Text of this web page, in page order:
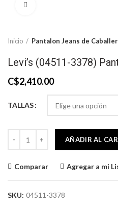
Inicio Pantalon Jeans de
Levi’s (04511-3378)
C$2,410.00
TALLAS
AÑADIR AL
Comparar Agregar a mi
SKU: 04511-3378